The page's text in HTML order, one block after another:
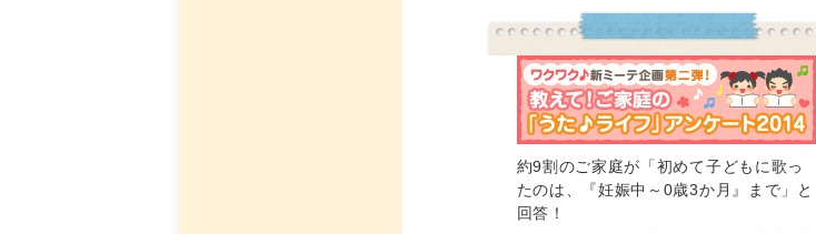
約9割のご家庭が「初めて子どもに歌っ
たのは、『妊娠中～0歳3か月』まで」と
回答！